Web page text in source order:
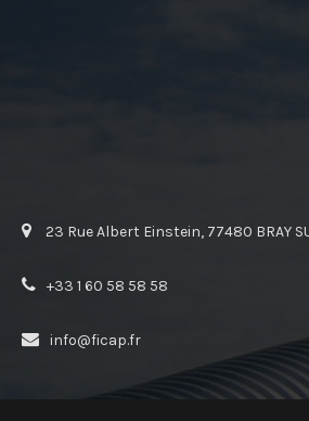
23 Rue Albert Einstein, 77480 BRAY
+33 1 60 58 58 58
info@ficap.fr